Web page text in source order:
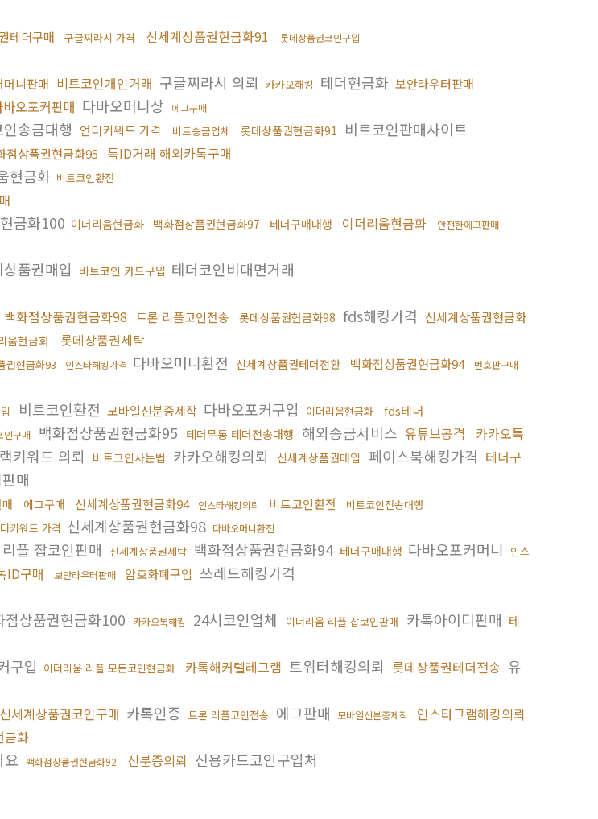
테더구매 구글찌라시 가격 신세계상품권현금화91
롯데상품권코인구입
머니판매 비트코인개인거래 구글찌라시 의뢰 카카오해킹 테더현금화 보안라우터판매
바오포커판매 다바오머니상 에그구매
인송금대행 언더키워드 가격 비트송금업체 롯데상품권현금화91 비트코인판매사이트
점상품권현금화95 톡ID거래 해외카톡구매
현금화 비트코인환전
금화100 이더리움현금화 백화점상품권현금화97 테더구매대행 이더리움현금화 안전한에그판매
품권매입 비트코인 카드구입 테더코인비대면거래
백화점상품권현금화98 트론 리플코인전송 롯데상품권현금화98 fds해킹가격 신세계상품권현금화
움현금화 롯데상품권세탁
권현금화93 인스타해킹가격 다바오머니환전 신세계상품권테더전환 백화점상품권현금화94 번호판구매
비트코인환전 모바일신분증제작 다바오포커구입 이더리움현금화 fds테더
인구매 백화점상품권현금화95 테더무통 테더전송대행 해외송금서비스 유튜브공격
카카오톡
키워드 의뢰 비트코인사는법 카카오해킹의뢰 신세계상품권매입 페이스북해킹가격 테더구
매
에그구매 신세계상품권현금화94 인스타해킹의뢰 비트코인환전 비트코인전송대행
키워드 가격 신세계상품권현금화98 다바오머니환전
플 잡코인판매 신세계상품권세탁 백화점상품권현금화94 테더구매대행 다바오포커머니 인스
ID구매 보안라우터판매 암호화폐구입 쓰레드해킹가격
점상품권현금화100 카카오톡해킹 24시코인업체 이더리움 리플 잡코인판매 카톡아이디판매 테
구입 이더리움 리플 모든코인현금화 카톡해커텔레그램 트위터해킹의뢰 롯데상품권테더전송 유
신세계상품권코인구매 카톡인증 트론 리플코인전송 에그판매 모바일신분증제작
인스타그램해킹의뢰
금화
요 백화점상품권현금화92 신분증의뢰 신용카드코인구입처